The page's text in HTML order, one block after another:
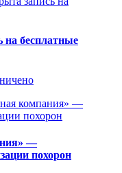
бесплатные
—
похорон